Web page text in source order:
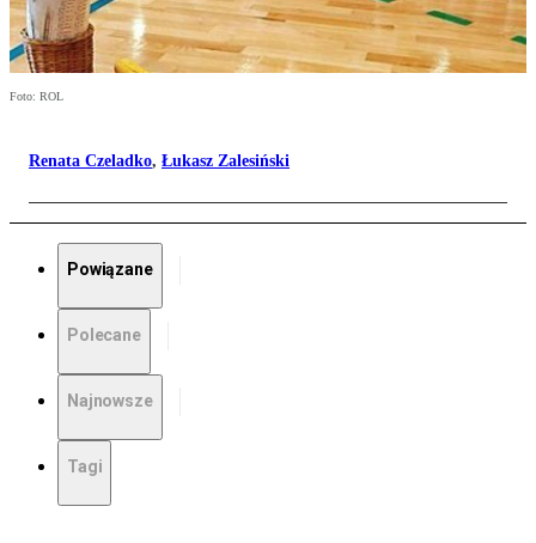
Foto: ROL
Renata Czeladko, Łukasz Zalesiński
Powiązane
Polecane
Najnowsze
Tagi